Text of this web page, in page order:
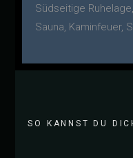
Südseitige
Sauna, Kaminfeuer,
SO KANNST DU